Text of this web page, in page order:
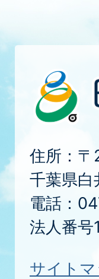
住所：
千葉県白
電話：
法人番
サイト